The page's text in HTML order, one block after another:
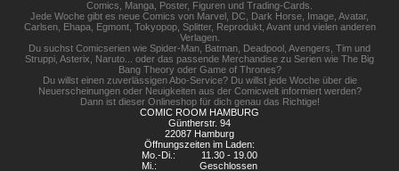
Comics, Manga, Poster, Figuren und Trading-Cards.
Jede Woche gibt es neue Comics von Marvel, DC, Dark Horse, Image, Avatar,
Carlsen, Ehapa, Egmont, Tokyopop, Splitter, Reprodukt, Avant und vielen anderen
Verlagen.
Du suchst Comicserien wie Spider-Man, Batman, Deadpool, Avengers, Tim und
Struppi, Asterix, Naruto... oder das passende Merchandise zu Serien wie The Big
Bang Theory oder Game of Thrones?
Du willst einen zuverlässigen Abo-Service? Du willst jede Woche über die
Neuerscheinungen oder Neuigkeiten aus der Comicwelt informiert werden?
Dann ist dieser Onlineshop für dich genau das Richtige!
COMIC ROOM HAMBURG
Güntherstr. 94
22087 Hamburg
Öffnungszeiten im Laden:
Mo.-Di.:
11.30 - 19.00
Mi.:
Geschlossen